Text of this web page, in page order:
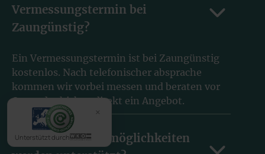
Vermessungstermin bei
Zaungünstig?
Ein Vermessungstermin ist bei Zaungünstig
kostenlos. Nach telefonischer absprache
kommen wir vorbei messen und beraten vor
Ort und schicken direkt ein Angebot.
Welche Zahlungsmöglichkeiten
Unterstützt durch
×